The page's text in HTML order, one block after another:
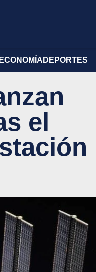
ECONOMÍA DEPORTES
el